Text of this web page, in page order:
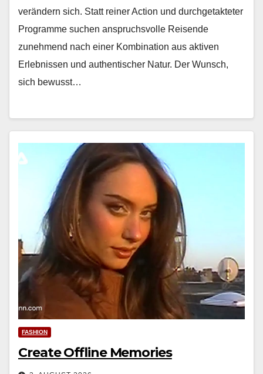
verän­dern sich. Statt rein­er Action und durchge­tak­teter
Pro­gramme suchen anspruchsvolle Reisende
zunehmend nach ein­er Kom­bi­na­tion aus aktiv­en
Erleb­nis­sen und authen­tis­ch­er Natur. Der Wun­sch,
sich bewusst…
FASHION
Create Offline Memories